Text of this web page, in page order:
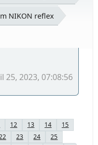
NIKON reflex
2023, 07:08:56
12 13 14
15
23 24
25